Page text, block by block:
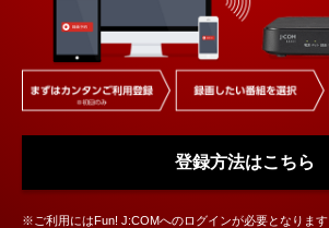
登録方法はこちら
※ご利用にはFun! J:COMへのログインが必要となります